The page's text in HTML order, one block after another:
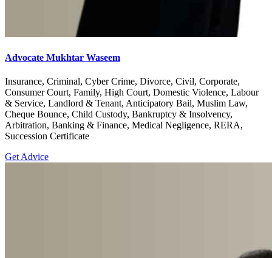
Advocate Mukhtar Waseem
Insurance, Criminal, Cyber Crime, Divorce, Civil, Corporate,
Consumer Court, Family, High Court, Domestic Violence, Labour
& Service, Landlord & Tenant, Anticipatory Bail, Muslim Law,
Cheque Bounce, Child Custody, Bankruptcy & Insolvency,
Arbitration, Banking & Finance, Medical Negligence, RERA,
Succession Certificate
Get Advice